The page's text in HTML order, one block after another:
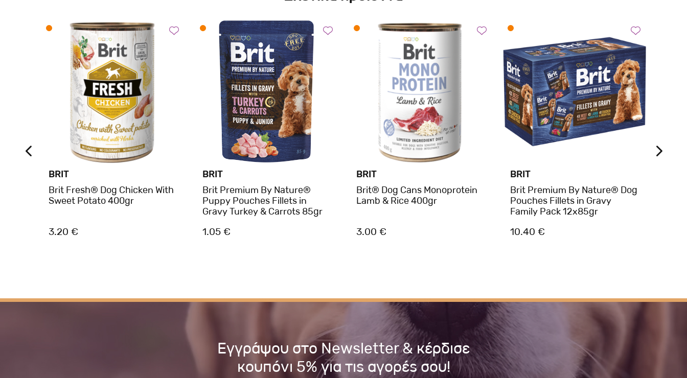
BRIT
Brit Fresh® Dog Chicken With
Sweet Potato 400gr
3.20 €
BRIT
Brit Premium By Nature®
Puppy Pouches Fillets in
Gravy Turkey & Carrots 85gr
1.05 €
BRIT
Brit® Dog Cans Monoprotein
Lamb & Rice 400gr
3.00 €
BRIT
Brit Premium By Nature® Dog
Pouches Fillets in Gravy
Family Pack 12x85gr
10.40 €
Εγγράψου στο Newsletter & κέρδισε
κουπόνι 5% για τις αγορές σου!